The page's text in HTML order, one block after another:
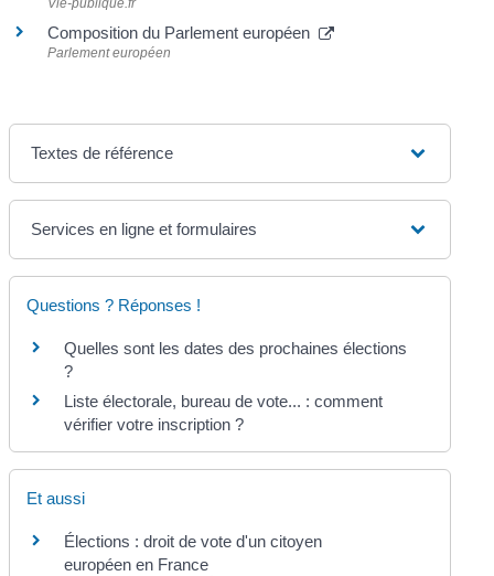
Composition du Parlement européen
Parlement européen
Textes de référence
Services en ligne et formulaires
Questions ? Réponses !
Quelles sont les dates des prochaines élections
?
Liste électorale, bureau de vote... : comment
vérifier votre inscription ?
Et aussi
Élections : droit de vote d'un citoyen
européen en France